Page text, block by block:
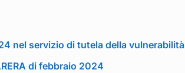
nel servizio di tutela della vulnerabilità
di febbraio 2024